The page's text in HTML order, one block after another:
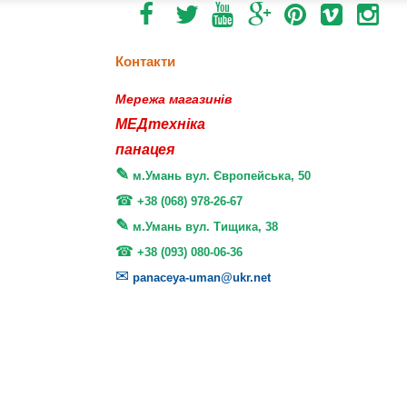
Контакти
Мережа магазинів
МЕДтехніка
панацея
м.Умань вул. Європейська, 50
+38 (068) 978-26-67
м.Умань вул. Тищика, 38
+38 (093) 080-06-36
panaceya-uman@ukr.net